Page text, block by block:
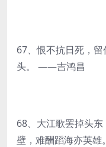
67、恨不抗日死，
头。 ——吉鸿昌
68、大江歌罢掉头
壁，难酬蹈海亦英